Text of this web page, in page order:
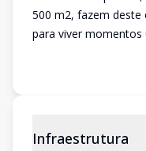
500 m2, fazem deste
para viver momentos
Infraestrutura